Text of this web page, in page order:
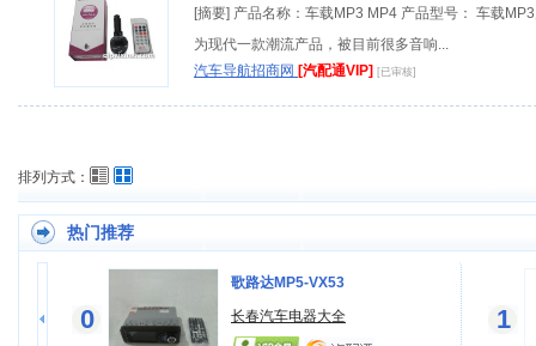
[摘要] 产品名称：车载MP3 MP4 产品型号： 车载
为现代一款潮流产品，被目前很多音响...
汽车导航招商网 [汽配通VIP] [已审核]
排列方式：
热门推荐
0
歌路达MP5-VX53
长春汽车电器大全
1